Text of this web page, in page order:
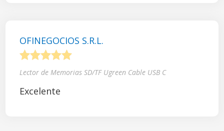
OFINEGOCIOS S.R.L.
Lector de Memorias SD/TF Ugreen Cable USB C
Excelente